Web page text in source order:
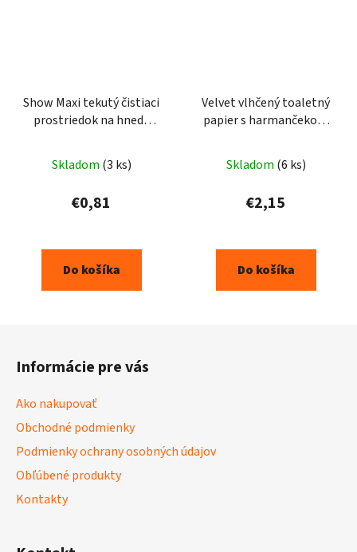
Show Maxi tekutý čistiaci
prostriedok na hnedé
Skladom (3 ks)
€0,81
Do košíka
Velvet vlhčený toaletný
papier s harmančekom
Skladom (6 ks)
€2,15
Do košíka
Informácie pre vás
Ako nakupovať
Obchodné podmienky
Podmienky ochrany osobných údajov
Obľúbené produkty
Kontakty